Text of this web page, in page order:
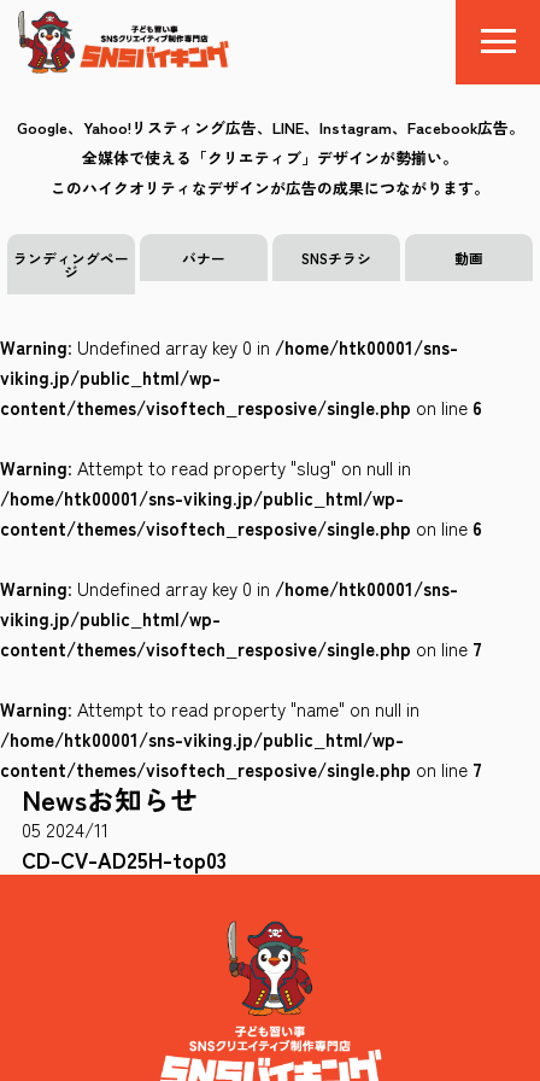
SNSバイキングとは
料金
制作の流れ
クリエイティブ
お気に入り
会社案内
サイトポリシー
0120-78-8169
［受付時間］ 9：00～18：00 ※土・日・祝祭日・年末年始は除く
お問い合わせはこちら
Google、Yahoo!リスティング広告、LINE、Instagram、Facebook広告。
全媒体で使える「クリエティブ」デザインが勢揃い。
このハイクオリティなデザインが広告の成果につながります。
ランディングペー
ジ
バナー SNSチラシ 動画
Warning: Undefined array key 0 in /home/htk00001/sns-
viking.jp/public_html/wp-
content/themes/visoftech_resposive/single.php on line 6
Warning: Attempt to read property "slug" on null in
/home/htk00001/sns-viking.jp/public_html/wp-
content/themes/visoftech_resposive/single.php on line 6
Warning: Undefined array key 0 in /home/htk00001/sns-
viking.jp/public_html/wp-
content/themes/visoftech_resposive/single.php on line 7
Warning: Attempt to read property "name" on null in
/home/htk00001/sns-viking.jp/public_html/wp-
content/themes/visoftech_resposive/single.php on line 7
Newsお知らせ
05 2024/11
CD-CV-AD25H-top03